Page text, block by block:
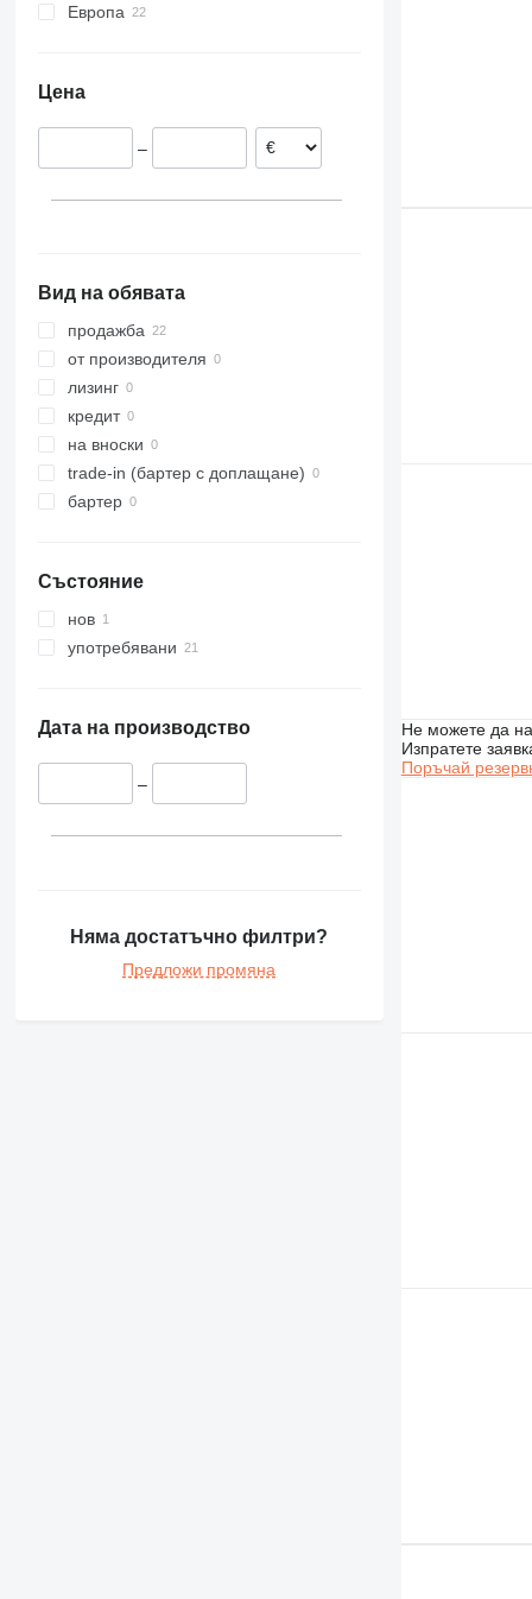
Европа
Цена
–
Вид на обявата
продажба
от производителя
лизинг
кредит
на вноски
trade-in (бартер с доплащане)
бартер
Състояние
нов
употребявани
Дата на производство
–
Няма достатъчно филтри?
Предложи промяна
Не можете да
Изпратете
Поръчай